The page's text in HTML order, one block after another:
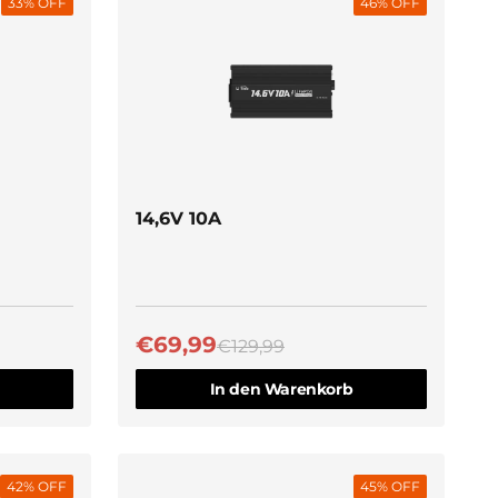
Schnellansicht
14,6V 10A
€69,99€129,99
In den Warenkorb
42% OFF 45% OFF